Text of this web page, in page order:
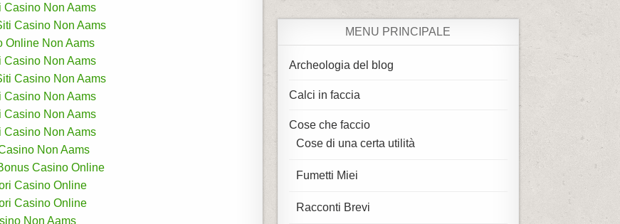
Casino Non Aams
Casino Non Aams
Online Non Aams
Casino Non Aams
Casino Non Aams
Casino Non Aams
Casino Non Aams
Casino Non Aams
Non Aams
Casino Online
Casino Online
Casino Online
Non Aams
MENU PRINCIPALE
Archeologia del blog
Calci in faccia
Cose che faccio
Cose di una certa utilità
Fumetti Miei
Racconti Brevi